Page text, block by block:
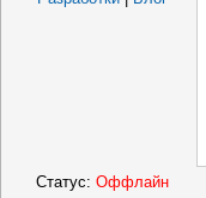
Статус: Оффлайн